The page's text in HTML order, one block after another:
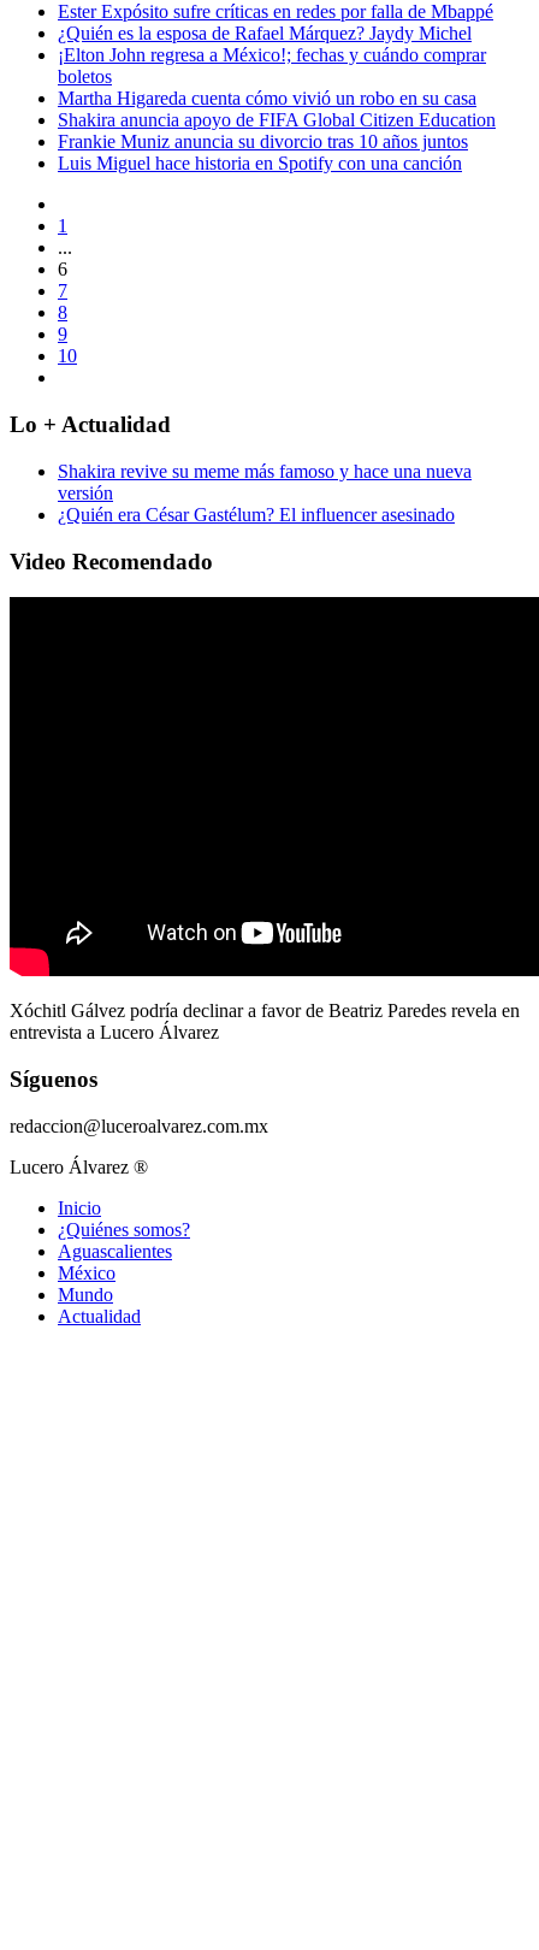
Ester Expósito sufre críticas en redes por falla de Mbappé
¿Quién es la esposa de Rafael Márquez? Jaydy Michel
¡Elton John regresa a México!; fechas y cuándo comprar
boletos
Martha Higareda cuenta cómo vivió un robo en su casa
Shakira anuncia apoyo de FIFA Global Citizen Education
Frankie Muniz anuncia su divorcio tras 10 años juntos
Luis Miguel hace historia en Spotify con una canción
1
...
6
7
8
9
10
Lo + Actualidad
Shakira revive su meme más famoso y hace una nueva
versión
¿Quién era César Gastélum? El influencer asesinado
Video Recomendado
Xóchitl Gálvez podría declinar a favor de Beatriz Paredes revela en
entrevista a Lucero Álvarez
Síguenos
redaccion@luceroalvarez.com.mx
Lucero Álvarez ®
Inicio
¿Quiénes somos?
Aguascalientes
México
Mundo
Actualidad